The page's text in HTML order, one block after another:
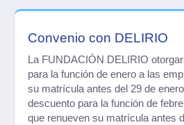
Convenio con DELIRIO
La FUNDACIÓN DELIRIO
para la función de enero a las
su matrícula antes del 29 de
descuento para la función de
que renueven su matrícula antes